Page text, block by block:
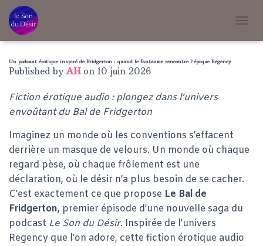
O
A
O
Un podcast érotique inspiré de Bridgerton : quand le fantasme rencontre l’époque Regency
Published by AHon 10 juin 2026
Fiction érotique audio : plongez dans l’univers
envoûtant du Bal de Fridgerton
Imaginez un monde où les conventions s’effacent
derrière un masque de velours. Un monde où chaque
regard pèse, où chaque frôlement est une
déclaration, où le désir n’a plus besoin de se cacher.
C’est exactement ce que propose Le Bal de
Fridgerton, premier épisode d’une nouvelle saga du
podcast Le Son du Désir. Inspirée de l’univers
Regency que l’on adore, cette fiction érotique audio